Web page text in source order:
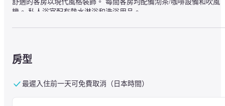
舒適的客房以現代風格裝飾。 每間客房均配備沏茶/咖啡設備和吹風
機。 私人浴室配有熱水淋浴和洗浴用品。
早餐（額外收費）可在用餐區享用，並提供戶外座位。
房型
最遲入住前一天可免費取消（日本時間）